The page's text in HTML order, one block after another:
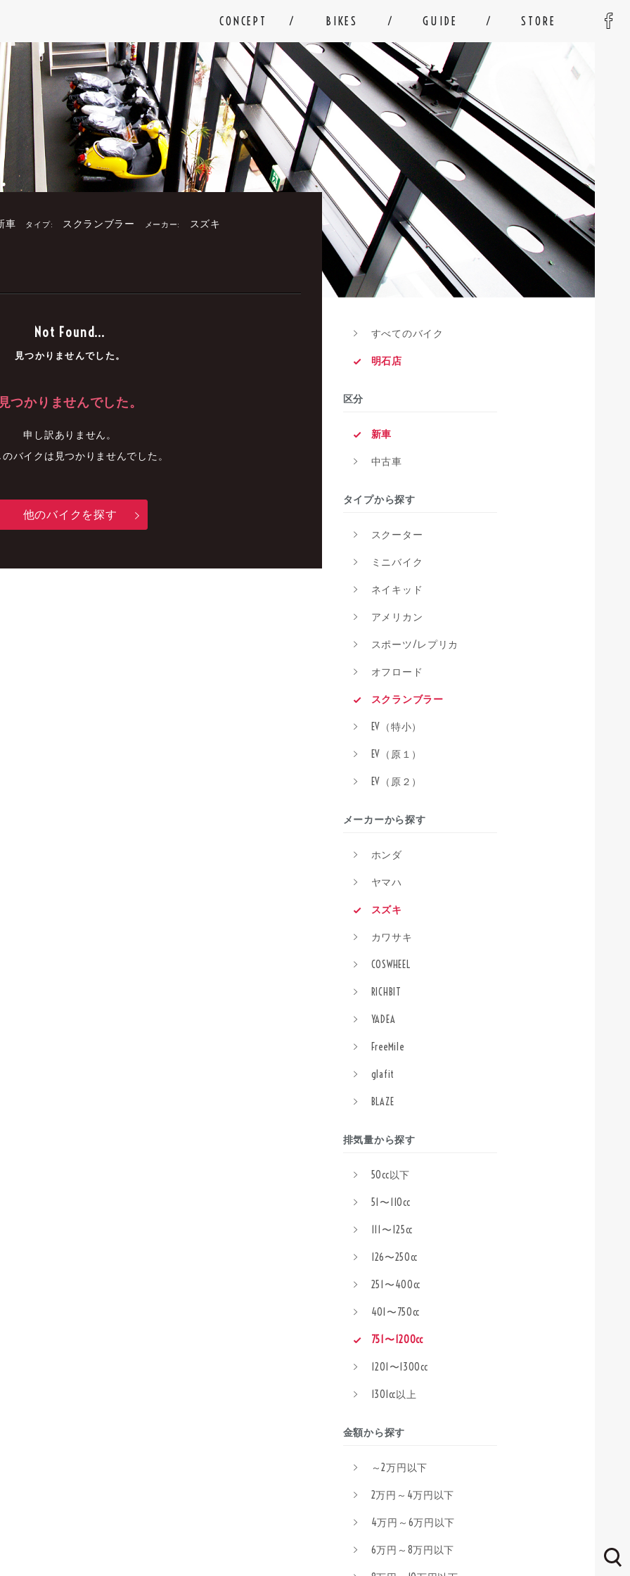
CONCEPT BIKES GUIDE STORE
車 タイプ: スクランブラー メーカー: スズキ
Not Found...
見つかりませんでした。
見つかりませんでした。
申し訳ありません。
バイクは見つかりませんでした。
他のバイクを探す
すべてのバイク
明石店
区分
新車
中古車
タイプから探す
スクーター
ミニバイク
ネイキッド
アメリカン
スポーツ/レプリカ
オフロード
スクランブラー
EV（特小）
EV（原１）
EV（原２）
メーカーから探す
ホンダ
ヤマハ
スズキ
カワサキ
COSWHEEL
RICHBIT
YADEA
FreeMile
glafit
BLAZE
排気量から探す
50cc以下
51〜110cc
111〜125cc
126〜250cc
251〜400cc
401〜750cc
751〜1200cc
1201〜1300cc
1301cc以上
金額から探す
～2万円以下
2万円～4万円以下
4万円～6万円以下
6万円～8万円以下
中古車